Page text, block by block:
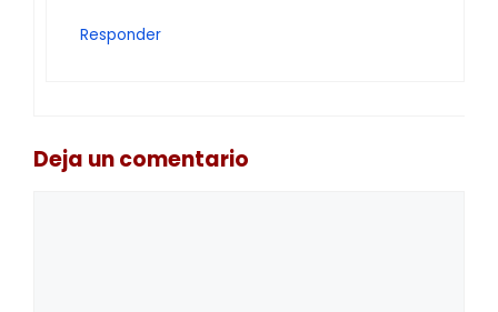
Responder
Deja un comentario